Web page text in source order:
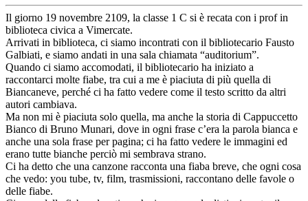
Il giorno 19 novembre 2109, la classe 1 C si è recata con i prof in
biblioteca civica a Vimercate.
Arrivati in biblioteca, ci siamo incontrati con il bibliotecario Fausto
Galbiati, e siamo andati in una sala chiamata “auditorium”.
Quando ci siamo accomodati, il bibliotecario ha iniziato a
raccontarci molte fiabe, tra cui a me è piaciuta di più quella di
Biancaneve, perché ci ha fatto vedere come il testo scritto da altri
autori cambiava.
Ma non mi è piaciuta solo quella, ma anche la storia di Cappuccetto
Bianco di Bruno Munari, dove in ogni frase c’era la parola bianca e
anche una sola frase per pagina; ci ha fatto vedere le immagini ed
erano tutte bianche perciò mi sembrava strano.
Ci ha detto che una canzone racconta una fiaba breve, che ogni cosa
che vedo: you tube, tv, film, trasmissioni, raccontano delle favole o
delle fiabe.